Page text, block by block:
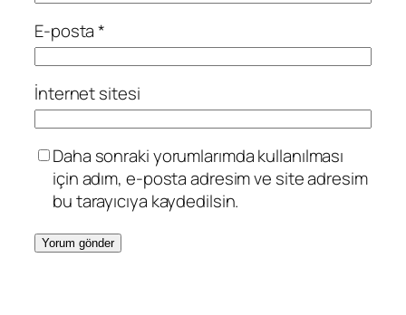
E-posta*
İnternet sitesi
Daha sonraki yorumlarımda kullanılması
için adım, e-posta adresim ve site adresim
bu tarayıcıya kaydedilsin.